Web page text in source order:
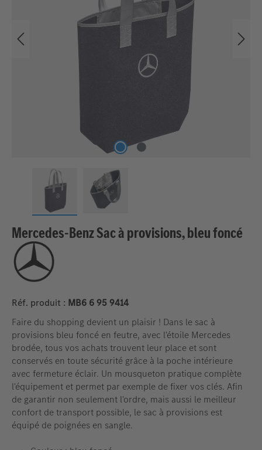
Mercedes-Benz Sac à provisions, bleu foncé
Réf. produit : MB6 6 95 9414
Faire du shopping devient un plaisir ! Dans le sac à
provisions bleu foncé en feutre, avec l'étoile Mercedes
brodée, tous vos achats trouvent leur place et sont
conservés en toute sécurité grâce à la poche intérieure
avec fermeture éclair. Un mousqueton pratique complète
l'équipement et permet par exemple de fixer vos clés. Afin
de garantir non seulement l'ordre, mais aussi le meilleur
confort de transport possible, le sac à provisions est
équipé de poignées en sangle.